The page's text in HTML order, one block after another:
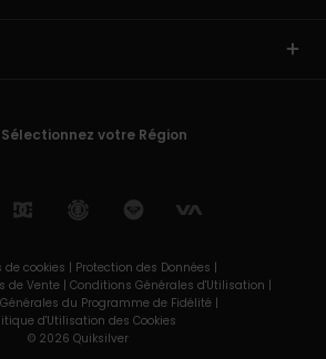
Sélectionnez votre Région
de cookies | Protection des Données |
de Vente | Conditions Générales d'Utilisation |
du Programme de Fidélité |
d'Utilisation des Cookies
© 2026 Quiksilver